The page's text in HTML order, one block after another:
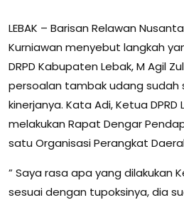
LEBAK – Barisan Relawan
Kurniawan menyebut langkah
DRPD Kabupaten Lebak, M Agil
persoalan tambak udang sudah
kinerjanya. Kata Adi, Ketua
melakukan Rapat Dengar
satu Organisasi Perangkat
” Saya rasa apa yang dilakukan
sesuai dengan tupoksinya, dia